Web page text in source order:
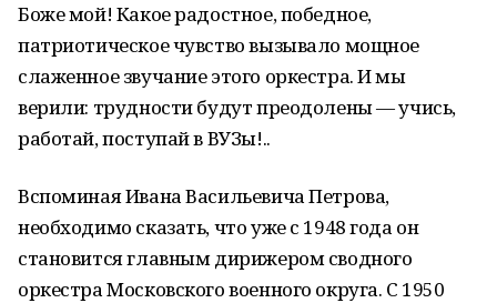
Боже мой! Какое радостное, победное,
патриотическое чувство вызывало мощное
слаженное звучание этого оркестра. И мы
верили: трудности будут преодолены — учись,
работай, поступай в ВУЗы!..
Вспоминая Ивана Васильевича Петрова,
необходимо сказать, что уже с 1948 года он
становится главным дирижером сводного
оркестра Московского военного округа. С 1950